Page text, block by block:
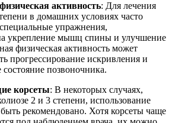
активность: Для лечения
в домашних условиях часто
упражнения,
укрепление мышц спины и улучшение
физическая активность может
прогрессирование искривления и
позвоночника.
корсеты: В некоторых случаях,
2 и 3 степени, использование
рекомендовано. Хотя корсеты чаще